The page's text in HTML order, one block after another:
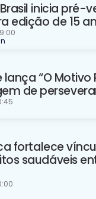
inicia pré-
edição de 15
“O Motivo
de
fortalece
saudáveis